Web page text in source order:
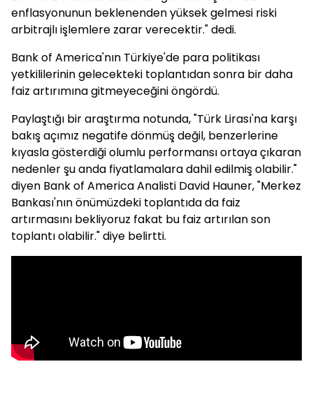
enflasyonunun beklenenden yüksek gelmesi riski
arbitrajlı işlemlere zarar verecektir." dedi.
Bank of America'nın Türkiye'de para politikası
yetkililerinin gelecekteki toplantıdan sonra bir daha
faiz artırımına gitmeyeceğini öngördü.
Paylaştığı bir araştırma notunda, "Türk Lirası'na karşı
bakış açımız negatife dönmüş değil, benzerlerine
kıyasla gösterdiği olumlu performansı ortaya çıkaran
nedenler şu anda fiyatlamalara dahil edilmiş olabilir."
diyen Bank of America Analisti David Hauner, "Merkez
Bankası'nın önümüzdeki toplantıda da faiz
artırmasını bekliyoruz fakat bu faiz artırılan son
toplantı olabilir." diye belirtti.